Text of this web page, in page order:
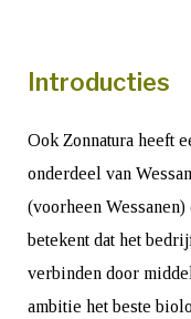
Introducties
Ook Zonnatura heeft
onderdeel van
(voorheen
betekent dat het
verbinden door
ambitie het beste